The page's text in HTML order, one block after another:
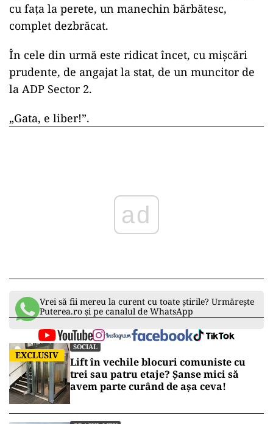
cu fața la perete, un manechin bărbătesc,
complet dezbrăcat.
În cele din urmă este ridicat încet, cu mișcări
prudente, de angajat la stat, de un muncitor de
la ADP Sector 2.
„Gata, e liber!”.
ad
Vrei să fii mereu la curent cu toate știrile? Urmărește
Puterea.ro și pe canalul de WhatsApp
EXCLUSIV
SOCIAL
Lift în vechile blocuri comuniste cu
trei sau patru etaje? Șanse mici să
avem parte curând de așa ceva!